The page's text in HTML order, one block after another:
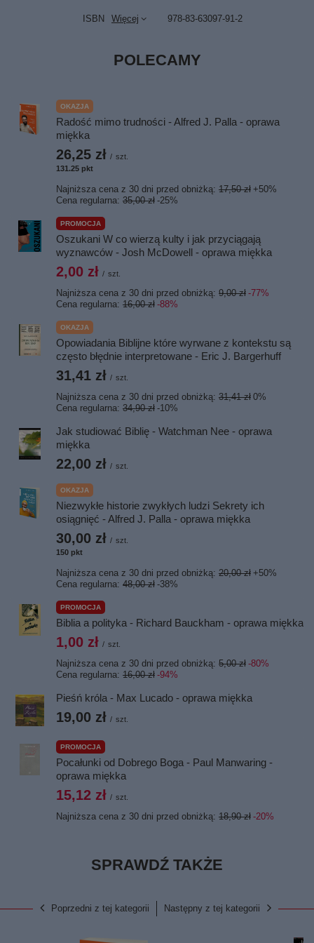
ISBN Więcej 978-83-63097-91-2
POLECAMY
OKAZJA
Radość mimo trudności - Alfred J. Palla - oprawa
miękka
26,25 zł / szt.
131.25 pkt
Najniższa cena z 30 dni przed obniżką: 17,50 zł +50%
Cena regularna: 35,00 zł -25%
PROMOCJA
Oszukani W co wierzą kulty i jak przyciągają
wyznawców - Josh McDowell - oprawa miękka
2,00 zł / szt.
Najniższa cena z 30 dni przed obniżką: 9,00 zł -77%
Cena regularna: 16,00 zł -88%
OKAZJA
Opowiadania Biblijne które wyrwane z kontekstu są
często błędnie interpretowane - Eric J. Bargerhuff
31,41 zł / szt.
Najniższa cena z 30 dni przed obniżką: 31,41 zł 0%
Cena regularna: 34,90 zł -10%
Jak studiować Biblię - Watchman Nee - oprawa
miękka
22,00 zł / szt.
OKAZJA
Niezwykłe historie zwykłych ludzi Sekrety ich
osiągnięć - Alfred J. Palla - oprawa miękka
30,00 zł / szt.
150 pkt
Najniższa cena z 30 dni przed obniżką: 20,00 zł +50%
Cena regularna: 48,00 zł -38%
PROMOCJA
Biblia a polityka - Richard Bauckham - oprawa miękka
1,00 zł / szt.
Najniższa cena z 30 dni przed obniżką: 5,00 zł -80%
Cena regularna: 16,00 zł -94%
Pieśń króla - Max Lucado - oprawa miękka
19,00 zł / szt.
PROMOCJA
Pocałunki od Dobrego Boga - Paul Manwaring -
oprawa miękka
15,12 zł / szt.
Najniższa cena z 30 dni przed obniżką: 18,90 zł -20%
SPRAWDŹ TAKŻE
Poprzedni z tej kategorii Następny z tej kategorii